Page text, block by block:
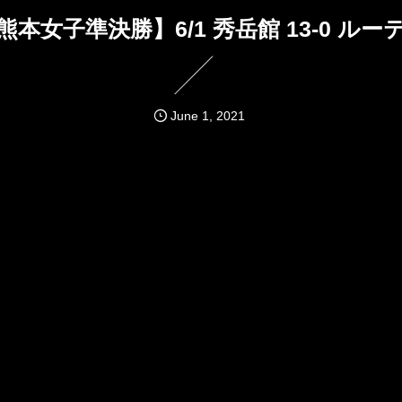
本女子準決勝】6/1 秀岳館 13-0 ルー
June 1, 2021